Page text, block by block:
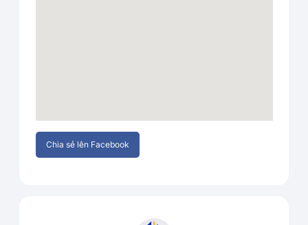
Chia sẻ lên Facebook